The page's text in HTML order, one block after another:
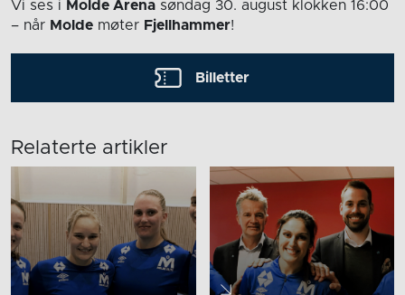
Vi ses i Molde Arena søndag 30. august klokken 16:00
– når Molde møter Fjellhammer!
Billetter
Relaterte artikler